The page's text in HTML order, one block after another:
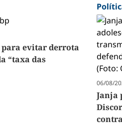
para evitar derrota
“taxa das
06/08/
Janja